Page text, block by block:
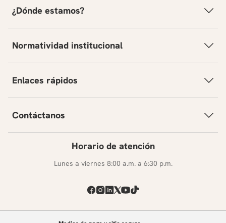
¿Dónde estamos?
Normatividad institucional
Enlaces rápidos
Contáctanos
Horario de atención
Lunes a viernes 8:00 a.m. a 6:30 p.m.